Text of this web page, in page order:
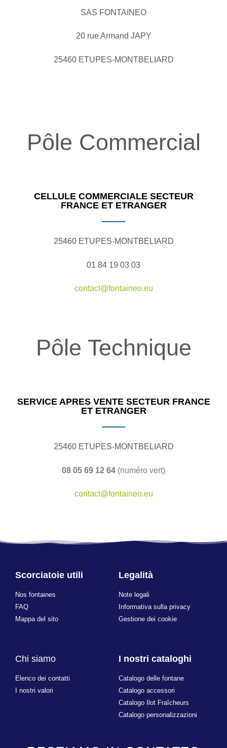
SAS FONTAINEO
20 rue Armand JAPY
25460 ETUPES-MONTBELIARD
Pôle Commercial
CELLULE COMMERCIALE SECTEUR
FRANCE ET ETRANGER
25460 ETUPES-MONTBELIARD
01 84 19 03 03
contact@fontaineo.eu
Pôle Technique
SERVICE APRES VENTE SECTEUR FRANCE
ET ETRANGER
25460 ETUPES-MONTBELIARD
08 05 69 12 64 (numéro vert)
contact@fontaineo.eu
Scorciatoie utili
Nos fontaines
FAQ
Mappa del sito
Legalità
Note legali
Informativa sulla privacy
Gestione dei cookie
Chi siamo
Elenco dei contatti
I nostri valori
I nostri cataloghi
Catalogo delle fontane
Catalogo accessori
Catalogo Ilot Fraîcheurs
Catalogo personalizzazioni